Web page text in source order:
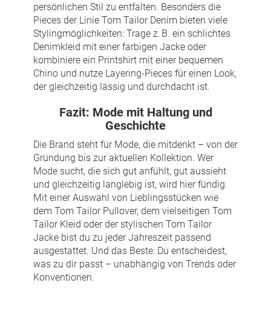
persönlichen Stil zu entfalten. Besonders die
Pieces der Linie Tom Tailor Denim bieten viele
Stylingmöglichkeiten: Trage z. B. ein schlichtes
Denimkleid mit einer farbigen Jacke oder
kombiniere ein Printshirt mit einer bequemen
Chino und nutze Layering-Pieces für einen Look,
der gleichzeitig lässig und durchdacht ist.
Fazit: Mode mit Haltung und
Geschichte
Die Brand steht für Mode, die mitdenkt – von der
Gründung bis zur aktuellen Kollektion. Wer
Mode sucht, die sich gut anfühlt, gut aussieht
und gleichzeitig langlebig ist, wird hier fündig.
Mit einer Auswahl von Lieblingsstücken wie
dem Tom Tailor Pullover, dem vielseitigen Tom
Tailor Kleid oder der stylischen Tom Tailor
Jacke bist du zu jeder Jahreszeit passend
ausgestattet. Und das Beste: Du entscheidest,
was zu dir passt – unabhängig von Trends oder
Konventionen.